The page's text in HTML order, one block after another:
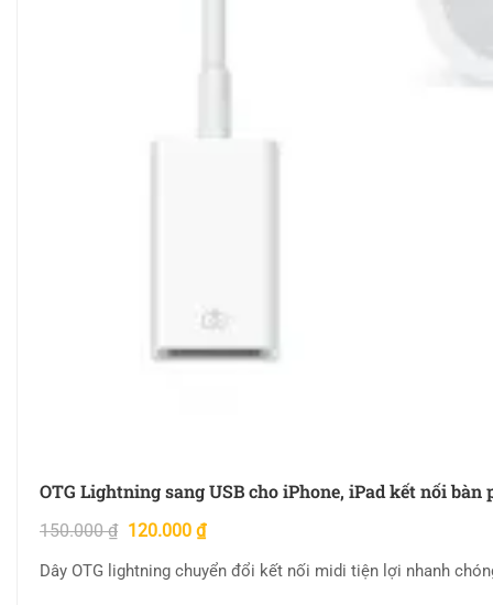
OTG Lightning sang USB cho iPhone, iPad kết nối
150.000₫ 120.000 ₫
Dây OTG lightning chuyển đổi kết nối midi tiện lợi nhanh